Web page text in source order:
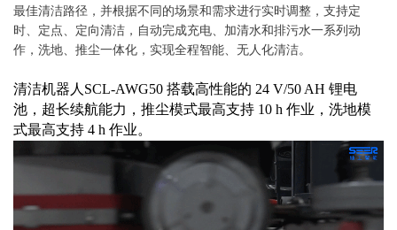
最佳清洁路径，并根据不同的场景和需求进行实时调整，支持定
时、定点、定向清洁，自动完成充电、加清水和排污水一系列动
作，洗地、推尘一体化，实现全程智能、无人化清洁。
清洁机器人SCL-AWG50 搭载高性能的 24 V/50 AH 锂电
池，超长续航能力，推尘模式最高支持 10 h 作业，洗地模
式最高支持 4 h 作业。